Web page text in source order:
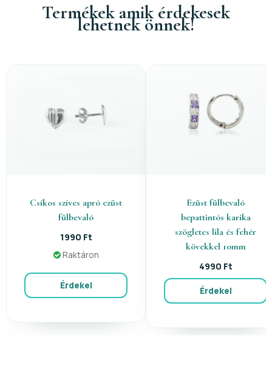
Termékek amik érdekesek
lehetnek önnek!
Csíkos szíves apró ezüst
fülbevaló
1990 Ft
Raktáron
Érdekel
Ezüst fülbevaló
bepattintós karika
szögletes lila és fehér
kövekkel 10mm
4990 Ft
Érdekel